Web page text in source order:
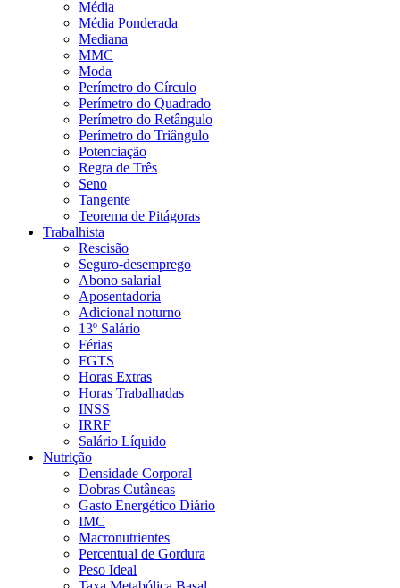
Média
Média Ponderada
Mediana
MMC
Moda
Perímetro do Círculo
Perímetro do Quadrado
Perímetro do Retângulo
Perímetro do Triângulo
Potenciação
Regra de Três
Seno
Tangente
Teorema de Pitágoras
Trabalhista
Rescisão
Seguro-desemprego
Abono salarial
Aposentadoria
Adicional noturno
13º Salário
Férias
FGTS
Horas Extras
Horas Trabalhadas
INSS
IRRF
Salário Líquido
Nutrição
Densidade Corporal
Dobras Cutâneas
Gasto Energético Diário
IMC
Macronutrientes
Percentual de Gordura
Peso Ideal